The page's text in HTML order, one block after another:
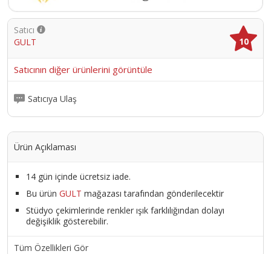
Satıcı
GULT
10
Satıcının diğer ürünlerini görüntüle
Satıcıya Ulaş
Ürün Açıklaması
14 gün içinde ücretsiz iade.
Bu ürün GULT mağazası tarafından gönderilecektir
Stüdyo çekimlerinde renkler ışık farklılığından dolayı
değişiklik gösterebilir.
Tüm Özellikleri Gör